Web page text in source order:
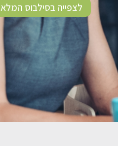
לצפייה בסילבוס המלא